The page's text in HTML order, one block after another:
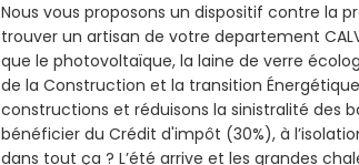
Nous vous proposons un dispositif contre la
trouver un artisan de votre departement
que le photovoltaïque, la laine de verre
de la Construction et la transition
constructions et réduisons la sinistralité des
bénéficier du Crédit d'impôt (30%), à
dans tout ça ? L’été arrive et les grandes